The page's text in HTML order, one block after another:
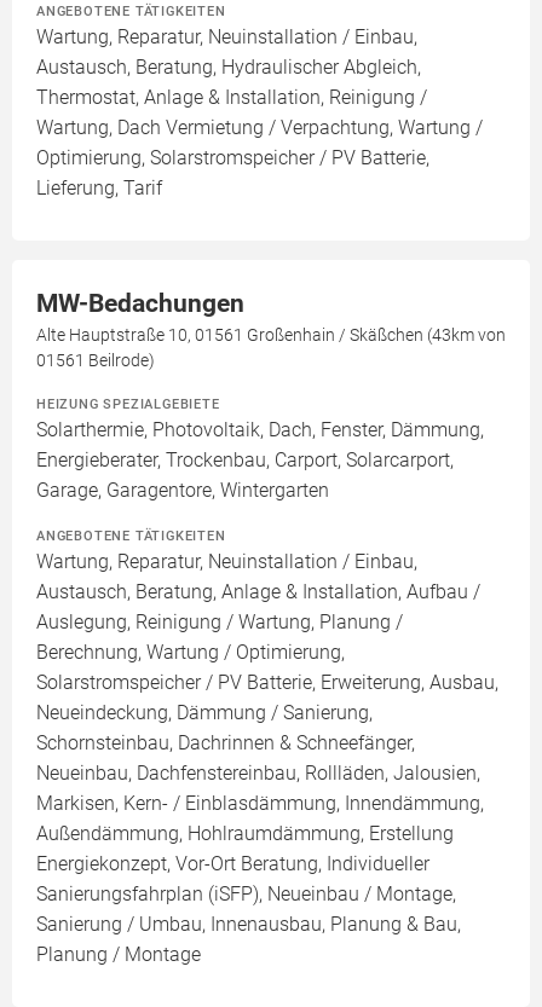
ANGEBOTENE TÄTIGKEITEN
Wartung, Reparatur, Neuinstallation / Einbau,
Austausch, Beratung, Hydraulischer Abgleich,
Thermostat, Anlage & Installation, Reinigung /
Wartung, Dach Vermietung / Verpachtung, Wartung /
Optimierung, Solarstromspeicher / PV Batterie,
Lieferung, Tarif
MW-Bedachungen
Alte Hauptstraße 10, 01561 Großenhain / Skäßchen (43km von
01561 Beilrode)
HEIZUNG SPEZIALGEBIETE
Solarthermie, Photovoltaik, Dach, Fenster, Dämmung,
Energieberater, Trockenbau, Carport, Solarcarport,
Garage, Garagentore, Wintergarten
ANGEBOTENE TÄTIGKEITEN
Wartung, Reparatur, Neuinstallation / Einbau,
Austausch, Beratung, Anlage & Installation, Aufbau /
Auslegung, Reinigung / Wartung, Planung /
Berechnung, Wartung / Optimierung,
Solarstromspeicher / PV Batterie, Erweiterung, Ausbau,
Neueindeckung, Dämmung / Sanierung,
Schornsteinbau, Dachrinnen & Schneefänger,
Neueinbau, Dachfenstereinbau, Rollläden, Jalousien,
Markisen, Kern- / Einblasdämmung, Innendämmung,
Außendämmung, Hohlraumdämmung, Erstellung
Energiekonzept, Vor-Ort Beratung, Individueller
Sanierungsfahrplan (iSFP), Neueinbau / Montage,
Sanierung / Umbau, Innenausbau, Planung & Bau,
Planung / Montage